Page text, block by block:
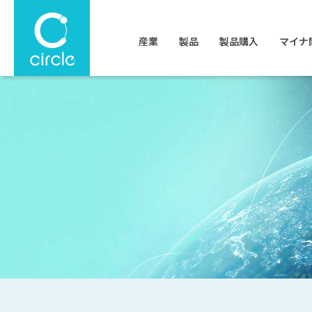
産業 製品 製品購入 マイナ